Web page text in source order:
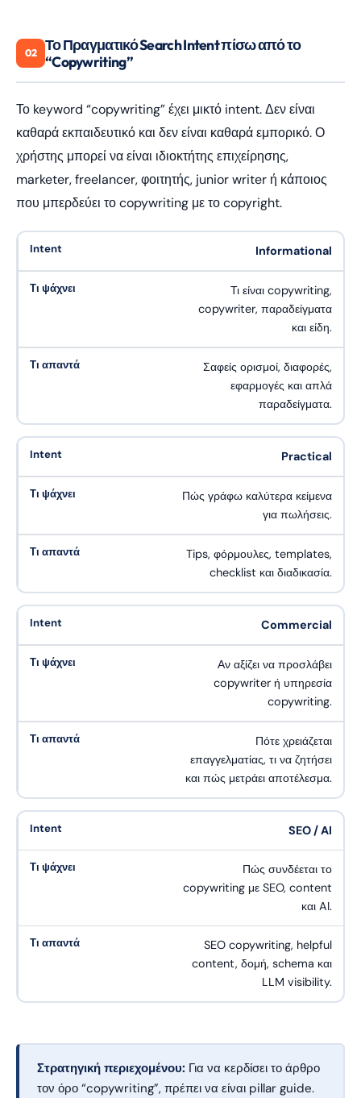
02
Το Πραγματικό Search Intent πίσω από το
“Copywriting”
Το keyword “copywriting” έχει μικτό intent. Δεν είναι
καθαρά εκπαιδευτικό και δεν είναι καθαρά εμπορικό. Ο
χρήστης μπορεί να είναι ιδιοκτήτης επιχείρησης,
marketer, freelancer, φοιτητής, junior writer ή κάποιος
που μπερδεύει το copywriting με το copyright.
Informational
Τι είναι copywriting,
copywriter, παραδείγματα
και είδη.
Σαφείς ορισμοί, διαφορές,
εφαρμογές και απλά
παραδείγματα.
Practical
Πώς γράφω καλύτερα κείμενα
για πωλήσεις.
Tips, φόρμουλες, templates,
checklist και διαδικασία.
Commercial
Αν αξίζει να προσλάβει
copywriter ή υπηρεσία
copywriting.
Πότε χρειάζεται
επαγγελματίας, τι να ζητήσει
και πώς μετράει αποτέλεσμα.
SEO / AI
Πώς συνδέεται το
copywriting με SEO, content
και AI.
SEO copywriting, helpful
content, δομή, schema και
LLM visibility.
Στρατηγική περιεχομένου: Για να κερδίσει το άρθρο
τον όρο “copywriting”, πρέπει να είναι pillar guide.